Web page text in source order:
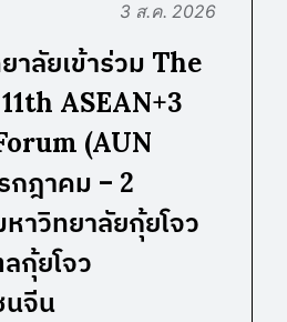
3 ส.ค. 2026
ลัยเข้าร่วม The
ASEAN+3
(AUN
กฎาคม – 2
าวิทยาลัยกุ้ยโจว
กุ้ยโจว
นจีน